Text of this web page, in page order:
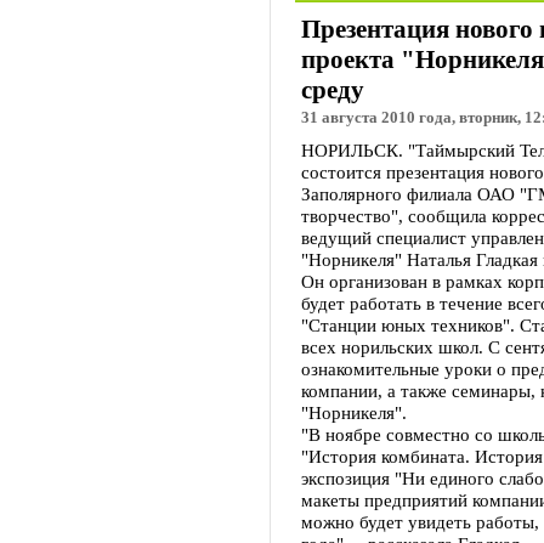
Презентация
проекта
среду
31 августа 2010 года, вторник,
НОРИЛЬСК. "Таймырский
состоится презентация
Заполярного филиала ОАО
творчество", сообщила
ведущий специалист
"Норникеля" Наталья Гладкая
Он организован в рамках
будет работать в течение
"Станции юных техников".
всех норильских школ. С
ознакомительные уроки о
компании, а также семинары,
"Норникеля".
"В ноябре совместно со
"История комбината.
экспозиция "Ни единого
макеты предприятий
можно будет увидеть